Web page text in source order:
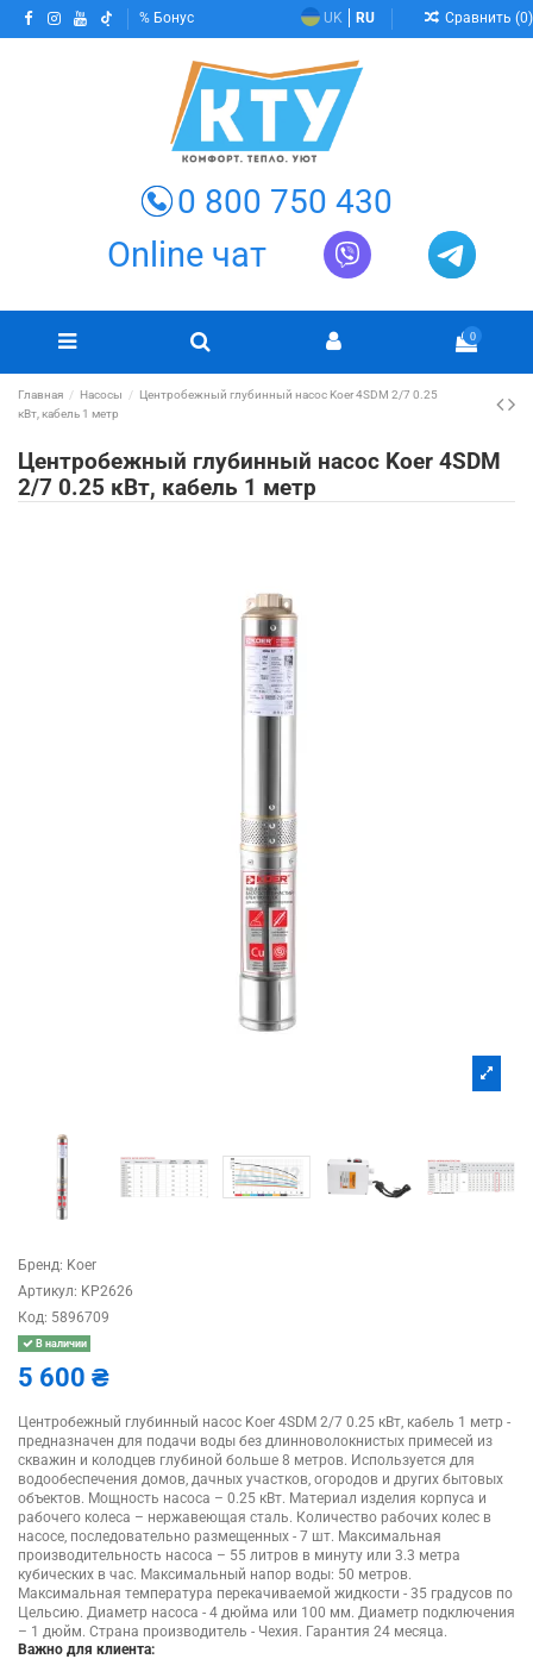
Бонус UK RU Сравнить (0)
0 800 750 430
Online чат
0
Главная Насосы
Центробежный глубинный насос Koer 4SDM 2/7 0.25
кВт, кабель 1 метр
Центробежный глубинный насос Koer 4SDM
2/7 0.25 кВт, кабель 1 метр
Бренд: Koer
Артикул: KP2626
Код: 5896709
В наличии
5 600 ₴
Центробежный глубинный насос Koer 4SDM 2/7 0.25 кВт, кабель 1 метр -
предназначен для подачи воды без длинноволокнистых примесей из
скважин и колодцев глубиной больше 8 метров. Используется для
водообеспечения домов, дачных участков, огородов и других бытовых
объектов. Мощность насоса – 0.25 кВт. Материал изделия корпуса и
рабочего колеса – нержавеющая сталь. Количество рабочих колес в
насосе, последовательно размещенных - 7 шт. Максимальная
производительность насоса – 55 литров в минуту или 3.3 метра
кубических в час. Максимальный напор воды: 50 метров.
Максимальная температура перекачиваемой жидкости - 35 градусов по
Цельсию. Диаметр насоса - 4 дюйма или 100 мм. Диаметр подключения
– 1 дюйм. Страна производитель - Чехия. Гарантия 24 месяца.
Важно для клиента: